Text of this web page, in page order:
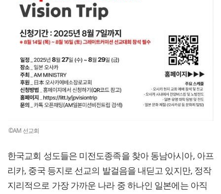
©AM 선교회
한국교회 성도들은 미전도종족을 찾아 동남아시아, 아프
리카, 중국 등지로 선교의 발걸음을 내딛고 있지만, 정작
지리적으로 가장 가까운 나라 중 하나인 일본에는 아직